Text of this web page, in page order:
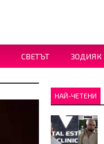
СВЕТЪТ ЗОДИЯК
НАЙ-ЧЕТЕНИ